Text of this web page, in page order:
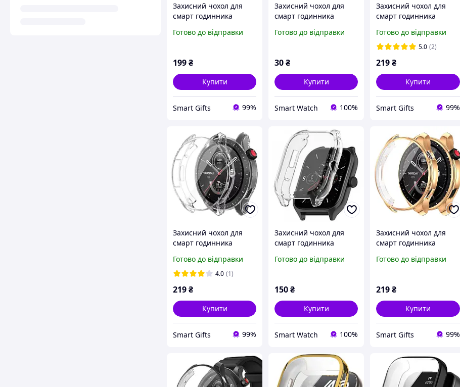
Захисний чохол для
смарт годинника
рожеве золото
Готово до відправки
199₴
Купити
Smart Gifts 99%
Захисний чохол для
смарт годинника
Bip S рожеве золото
Готово до відправки
30₴
Купити
Smart Watch 100%
Захисний чохол для
смарт годинника
плівкою чорний
Готово до відправки
5.0 (2)
219₴
Купити
Smart Gifts 99%
Захисний чохол для
смарт годинника
плівкою прозорий
Готово до відправки
4.0 (1)
219₴
Купити
Smart Gifts 99%
Захисний чохол для
смарт годинника
Готово до відправки
150₴
Купити
Smart Watch 100%
Захисний чохол для
смарт годинника
плівкою рожеве золото
Готово до відправки
219₴
Купити
Smart Gifts 99%